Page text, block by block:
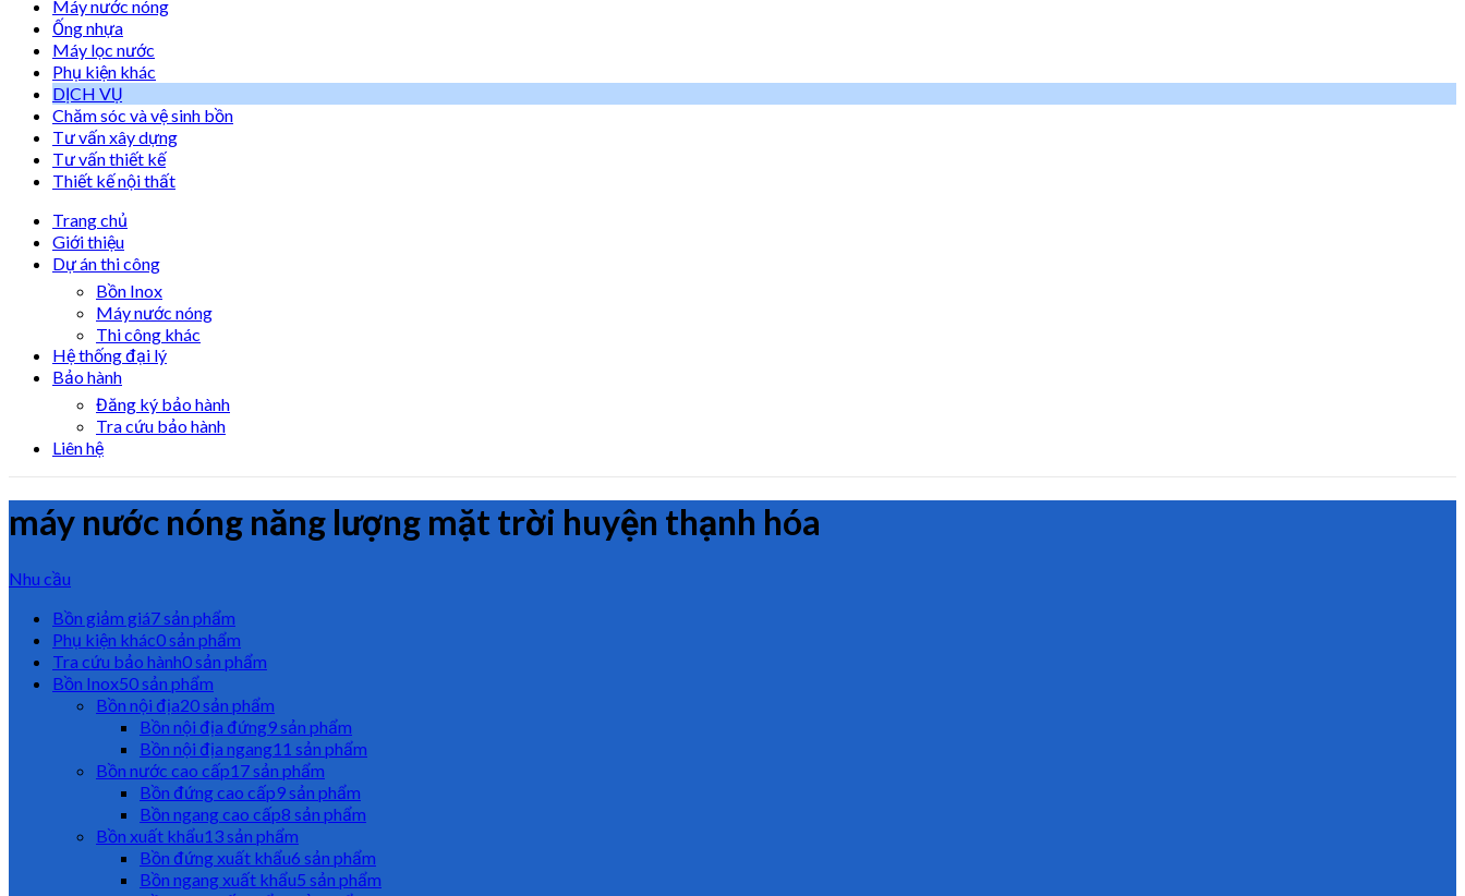
Máy nước nóng
Ống nhựa
Máy lọc nước
Phụ kiện khác
DỊCH VỤ
Chăm sóc và vệ sinh bồn
Tư vấn xây dựng
Tư vấn thiết kế
Thiết kế nội thất
Trang chủ
Giới thiệu
Dự án thi công
Bồn Inox
Máy nước nóng
Thi công khác
Hệ thống đại lý
Bảo hành
Đăng ký bảo hành
Tra cứu bảo hành
Liên hệ
máy nước nóng năng lượng mặt trời huyện thạnh hóa
Nhu cầu
Bồn giảm giá7 sản phẩm
Phụ kiện khác0 sản phẩm
Tra cứu bảo hành0 sản phẩm
Bồn Inox50 sản phẩm
Bồn nội địa20 sản phẩm
Bồn nội địa đứng9 sản phẩm
Bồn nội địa ngang11 sản phẩm
Bồn nước cao cấp17 sản phẩm
Bồn đứng cao cấp9 sản phẩm
Bồn ngang cao cấp8 sản phẩm
Bồn xuất khẩu13 sản phẩm
Bồn đứng xuất khẩu6 sản phẩm
Bồn ngang xuất khẩu5 sản phẩm